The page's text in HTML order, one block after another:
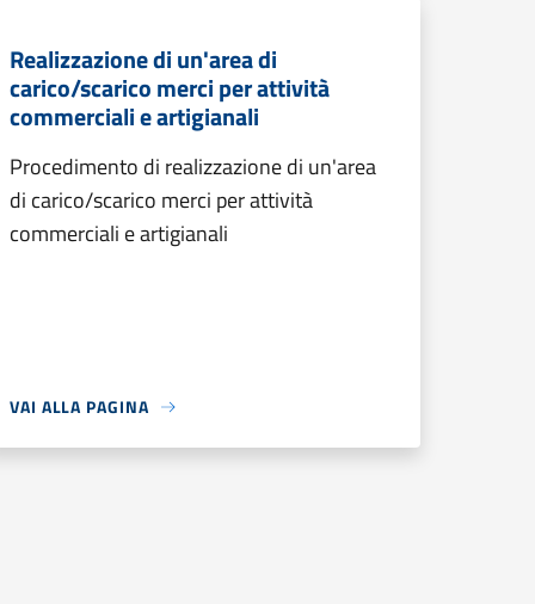
Realizzazione di un'area di
carico/scarico merci per attività
commerciali e artigianali
Procedimento di realizzazione di un'area
di carico/scarico merci per attività
commerciali e artigianali
VAI ALLA PAGINA